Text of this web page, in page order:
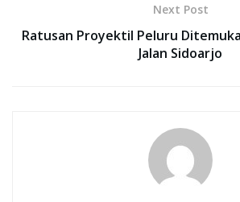
Next Post
Ratusan Proyektil Peluru
Jalan Sidoarjo